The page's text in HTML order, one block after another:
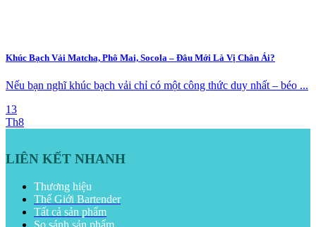
Khúc Bạch Vải Matcha, Phô Mai, Socola – Đâu Mới Là Vị Chân Ái?
Nếu bạn nghĩ khúc bạch vải chỉ có một công thức duy nhất – béo ...
13
Th8
LIÊN KẾT NHANH
Thương hiệu
Thế Giới Bartender
Tất cả sản phẩm